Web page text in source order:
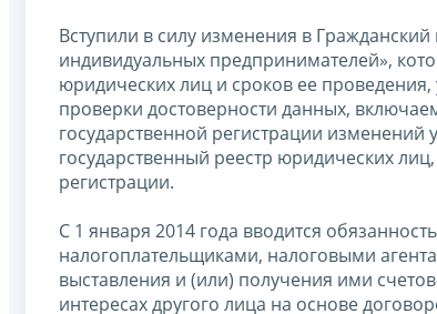
Вступили в силу изменения в
индивидуальных предпринимателей»,
юридических лиц и сроков ее
проверки достоверности данных,
государственной регистрации
государственный реестр юридических
регистрации.
С 1 января 2014 года вводится
налогоплательщиками, налоговыми
выставления и (или) получения ими
интересах другого лица на основе